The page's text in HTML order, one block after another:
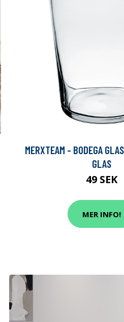
MERXTEAM - BODEGA
GLAS
49 SEK
MER INFO!